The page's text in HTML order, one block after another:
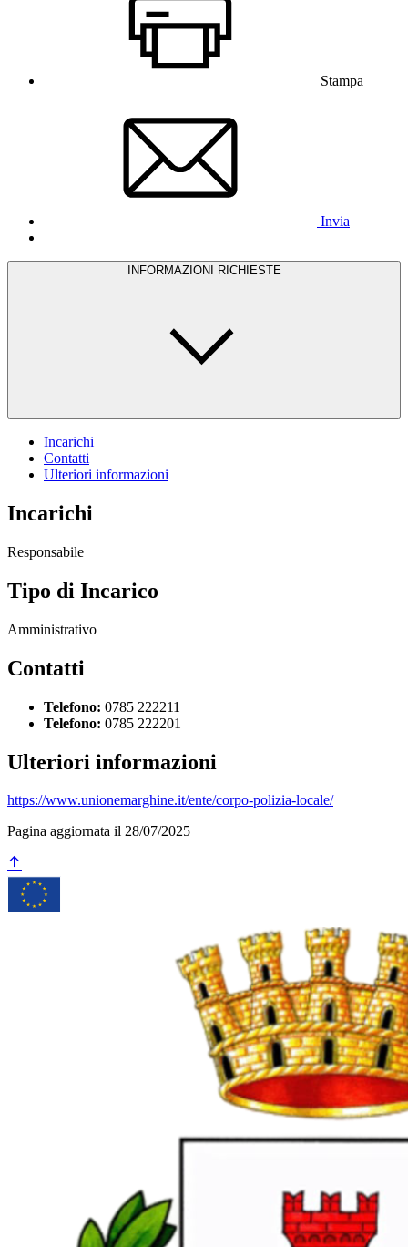
Stampa
Invia
INFORMAZIONI RICHIESTE
Incarichi
Contatti
Ulteriori informazioni
Incarichi
Responsabile
Tipo di Incarico
Amministrativo
Contatti
Telefono: 0785 222211
Telefono: 0785 222201
Ulteriori informazioni
https://www.unionemarghine.it/ente/corpo-polizia-locale/
Pagina aggiornata il 28/07/2025